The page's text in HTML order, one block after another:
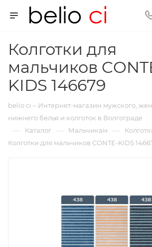
Колготки для
мальчиков
KIDS 146679
belio ci – Интернет-магазин мужского,
нижнего белья и колготок в Волгограде
— Каталог — Мальчикам —
Колготки для мальчиков CONTE-KIDS